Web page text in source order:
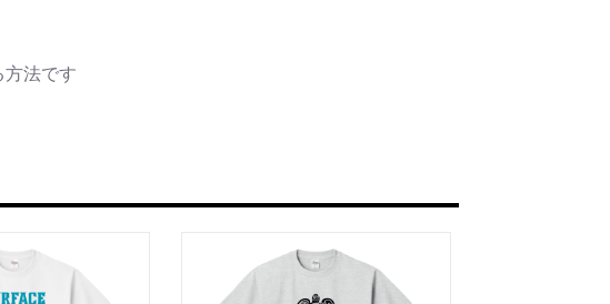
方法です